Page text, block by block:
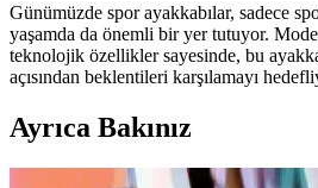
Günümüzde spor ayakkabılar, sadece
yaşamda da önemli bir yer tutuyor.
teknolojik özellikler sayesinde, bu
açısından beklentileri karşılamayı
Ayrıca Bakınız